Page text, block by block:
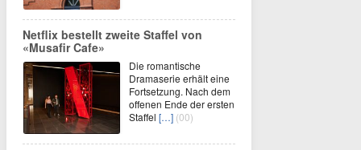
Netflix bestellt zweite Staffel von
«Musafir Cafe»
Die romantische
Dramaserie erhält eine
Fortsetzung. Nach dem
offenen Ende der ersten
Staffel […] (00)